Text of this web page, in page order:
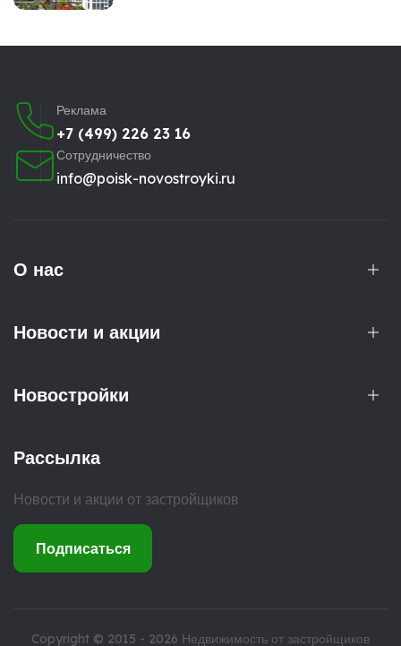
Реклама
+7 (499) 226 23 16
Сотрудничество
info@poisk-novostroyki.ru
О нас
Новости и акции
Новостройки
Рассылка
Новости и акции от застройщиков
Подписаться
Copyright © 2015 - 2026 Недвижимость от застройщиков